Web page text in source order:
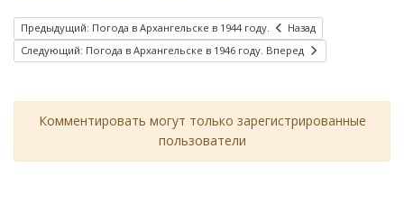
Предыдущий: Погода в Архангельске в 1944 году.
Назад
Следующий: Погода в Архангельске в 1946 году. Вперед
Комментировать могут только зарегистрированные
пользователи